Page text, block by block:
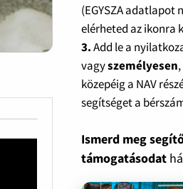
(EGYSZA
elérheted az ikonra
3.Add le a
vagyszemélyesen
közepéig a NAV
segítséget a
Ismerd meg
támogatásodat